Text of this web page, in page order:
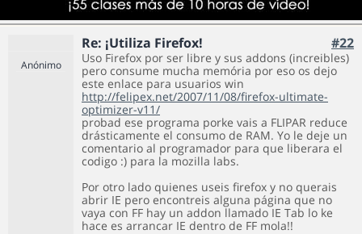
Re: ¡Utiliza Firefox! #22
Anónimo
Uso Firefox por ser libre y sus addons (increibles)
pero consume mucha memória por eso os dejo
este enlace para usuarios win
http://felipex.net/2007/11/08/firefox-ultimate-
optimizer-v11/
probad ese programa porke vais a FLIPAR reduce
drásticamente el consumo de RAM. Yo le deje un
comentario al programador para que liberara el
codigo :) para la mozilla labs.
Por otro lado quienes useis firefox y no querais
abrir IE pero encontreis alguna página que no
vaya con FF hay un addon llamado IE Tab lo ke
hace es arrancar IE dentro de FF mola!!